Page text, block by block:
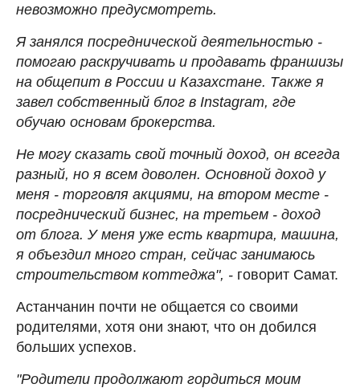
невозможно предусмотреть.
Я занялся посреднической деятельностью -
помогаю раскручивать и продавать франшизы
на общепит в России и Казахстане. Также я
завел собственный блог в Instagram, где
обучаю основам брокерства.
Не могу сказать свой точный доход, он всегда
разный, но я всем доволен. Основной доход у
меня - торговля акциями, на втором месте -
посреднический бизнес, на третьем - доход
от блога. У меня уже есть квартира, машина,
я объездил много стран, сейчас занимаюсь
строительством коттеджа", - говорит Самат.
Астанчанин почти не общается со своими
родителями, хотя они знают, что он добился
больших успехов.
"Родители продолжают гордиться моим